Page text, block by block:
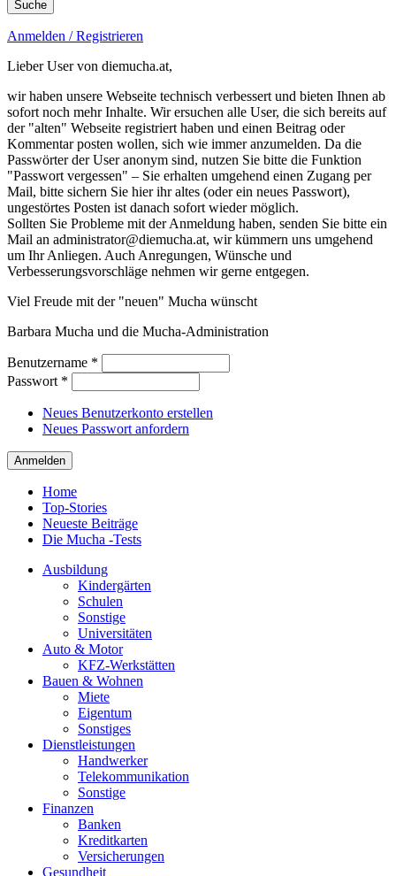
Anmelden / Registrieren
Lieber User von diemucha.at,
wir haben unsere Webseite technisch verbessert und bieten Ihnen ab
sofort noch mehr Inhalte. Wir ersuchen alle User, die sich bereits auf
der "alten" Webseite registriert haben und einen Beitrag oder
Kommentar posten wollen, sich wie immer anzumelden. Da die
Passwörter der User anonym sind, nutzen Sie bitte die Funktion
"Passwort vergessen" – Sie erhalten umgehend einen Zugang per
Mail, bitte sichern Sie hier ihr altes (oder ein neues Passwort),
ungestörtes Posten ist danach sofort wieder möglich.
Sollten Sie Probleme mit der Anmeldung haben, senden Sie bitte ein
Mail an administrator@diemucha.at, wir kümmern uns umgehend
um Ihr Anliegen. Auch Anregungen, Wünsche und
Verbesserungsvorschläge nehmen wir gerne entgegen.
Viel Freude mit der "neuen" Mucha wünscht
Barbara Mucha und die Mucha-Administration
Benutzername *
Passwort *
Neues Benutzerkonto erstellen
Neues Passwort anfordern
Home
Top-Stories
Neueste Beiträge
Die Mucha -Tests
Ausbildung
Kindergärten
Schulen
Sonstige
Universitäten
Auto & Motor
KFZ-Werkstätten
Bauen & Wohnen
Miete
Eigentum
Sonstiges
Dienstleistungen
Handwerker
Telekommunikation
Sonstige
Finanzen
Banken
Kreditkarten
Versicherungen
Gesundheit